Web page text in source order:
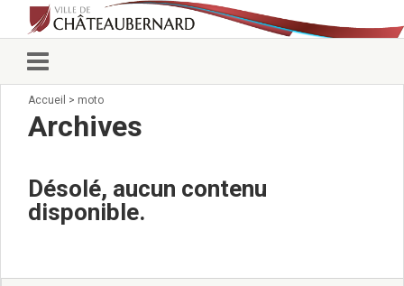
Vie municipale
Élus
Prendre rendez-vous
Arrêtés du Maire
Pour venir nous voir
Accueil > moto
Archives
Désolé, aucun contenu
disponible.